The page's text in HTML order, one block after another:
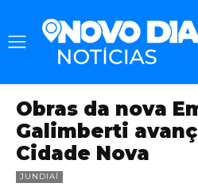
Obras da nova
Galimberti
Cidade Nova
JUNDIAÍ